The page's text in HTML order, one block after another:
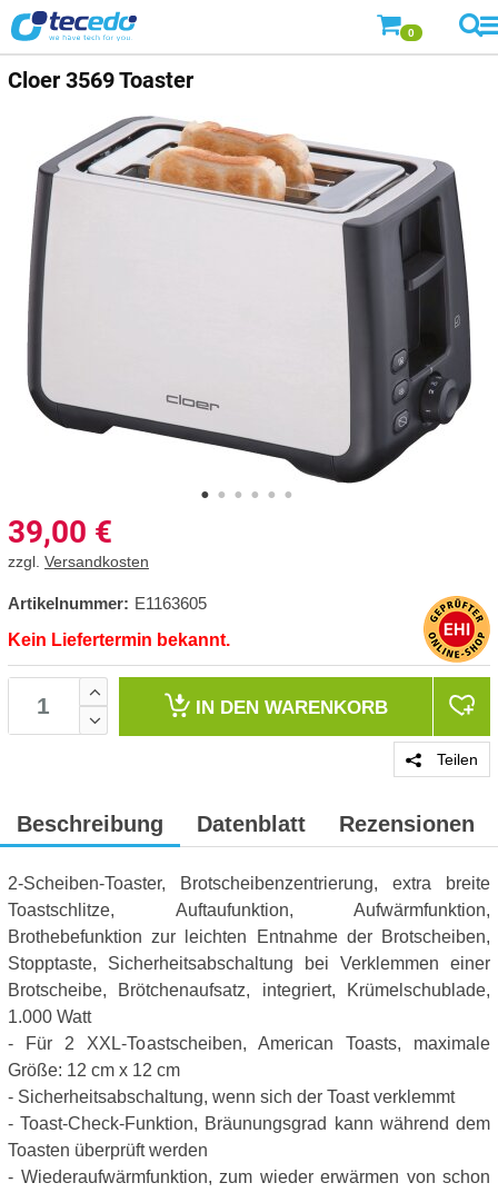
0
Cloer 3569 Toaster
39,00 €
zzgl. Versandkosten
Artikelnummer: E1163605
Kein Liefertermin bekannt.
IN DEN WARENKORB
Teilen
Beschreibung Datenblatt Rezensionen
2-Scheiben-Toaster, Brotscheibenzentrierung, extra breite
Toastschlitze, Auftaufunktion, Aufwärmfunktion,
Brothebefunktion zur leichten Entnahme der Brotscheiben,
Stopptaste, Sicherheitsabschaltung bei Verklemmen einer
Brotscheibe, Brötchenaufsatz, integriert, Krümelschublade,
1.000 Watt
- Für 2 XXL-Toastscheiben, American Toasts, maximale
Größe: 12 cm x 12 cm
- Sicherheitsabschaltung, wenn sich der Toast verklemmt
- Toast-Check-Funktion, Bräunungsgrad kann während dem
Toasten überprüft werden
- Wiederaufwärmfunktion, zum wieder erwärmen von schon